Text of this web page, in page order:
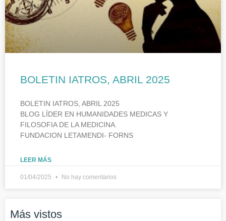
BOLETIN IATROS, ABRIL 2025
BOLETIN IATROS, ABRIL 2025
BLOG LÍDER EN HUMANIDADES MEDICAS Y
FILOSOFIA DE LA MEDICINA.
FUNDACION LETAMENDI- FORNS
LEER MÁS
01/04/2025 No hay comentarios
Más vistos